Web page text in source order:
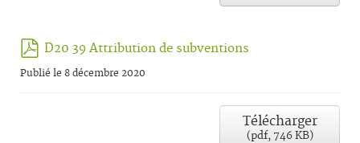
pdf
D20 39 Attribution de subventions
Publié le 8 décembre 2020
Télécharger
(pdf, 746 KB)